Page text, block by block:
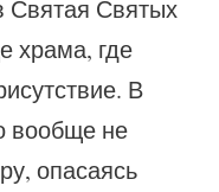
Святая Святых
храма, где
В
вообще не
опасаясь